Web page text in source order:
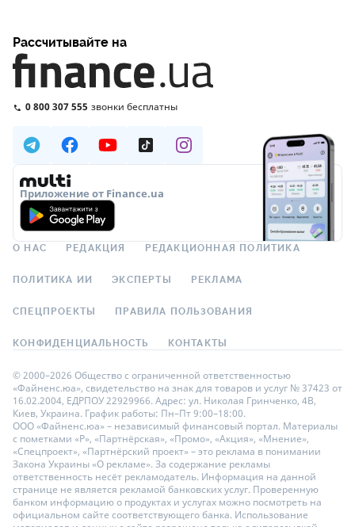
Рассчитывайте на
0 800 307 555 звонки бесплатны
Приложение от Finance.ua
О НАС РЕДАКЦИЯ РЕДАКЦИОННАЯ ПОЛИТИКА
ПОЛИТИКА ИИ ЭКСПЕРТЫ РЕКЛАМА
СПЕЦПРОЕКТЫ ПРАВИЛА ПОЛЬЗОВАНИЯ
КОНФИДЕНЦИАЛЬНОСТЬ КОНТАКТЫ
© 2000–2026 Общество с ограниченной ответственностью
«Файненс.юа», свидетельство на знак для товаров и услуг № 37423 от
16.02.2004, ЕДРПОУ 22929966. Адрес: ул. Николая Гринченко, 4В,
Киев, Украина. График работы: Пн–Пт 9:00–18:00.
ООО «Файненс.юа» – независимый финансовый портал. Материалы
с пометками «Р», «Партнёрская», «Промо», «Акция», «Мнение»,
«Спецпроект», «Партнёрский проект» – это реклама в понимании
Закона Украины «О рекламе». За содержание рекламы
ответственность несёт рекламодатель. Информация на данной
странице не является рекламой банковских услуг. Проверенную
банком информацию о продуктах и услугах можно посмотреть на
официальном сайте соответствующего банка. Использование